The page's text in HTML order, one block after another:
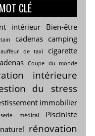
CLÉ
intérieur Bien-être
cadenas camping
de taxi
cigarette
Coupe du monde
intérieure
du stress
immobilier
médical Pisciniste
rénovation